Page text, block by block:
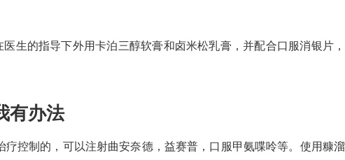
生的指导下外用卡泊三醇软膏和卤米松乳膏，并配合口服消银片，
有办法
控制的，可以注射曲安奈德，益赛普，口服甲氨喋呤等。使用糠溜